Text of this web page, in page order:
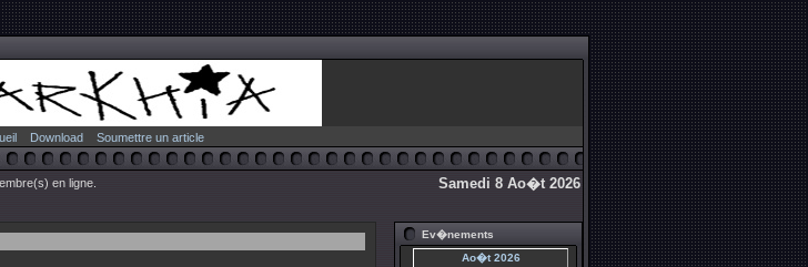
Download Soumettre un article
en ligne. Samedi 8 Ao�t 2026
Ev�nements
Ao�t 2026